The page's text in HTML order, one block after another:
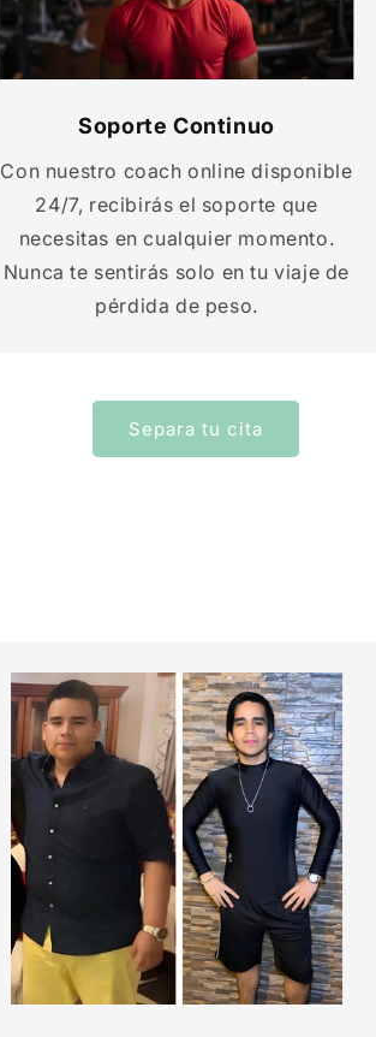
Soporte Continuo
Con nuestro coach online disponible
24/7, recibirás el soporte que
necesitas en cualquier momento.
Nunca te sentirás solo en tu viaje de
pérdida de peso.
Separa tu cita